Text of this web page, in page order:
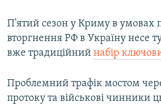
П'ятий сезон у Криму в умовах
вторгнення РФ в Україну несе
вже традиційний набір
Проблемний трафік мостом
протоку та військові чинники